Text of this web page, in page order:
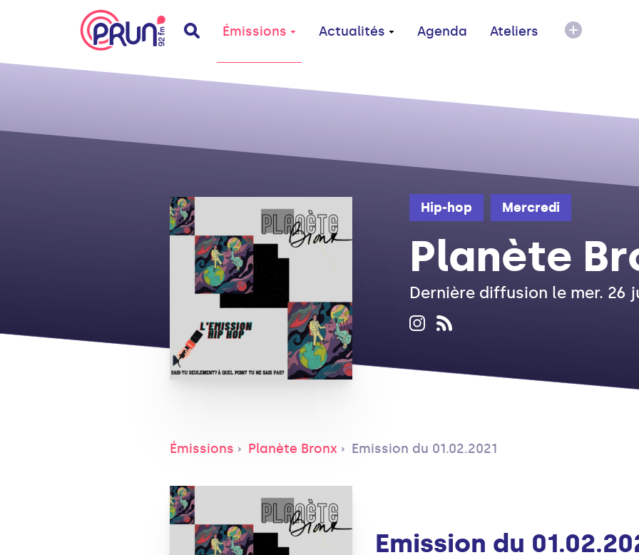
Émissions Actualités Agenda Ateliers
Hip-hop Mercredi
Planète
Dernière diffusion le mer. 26
Émissions Planète Bronx Emission du 01.02.2021
Emission du